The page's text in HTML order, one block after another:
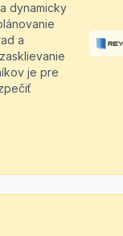
dynamicky
a
je pre